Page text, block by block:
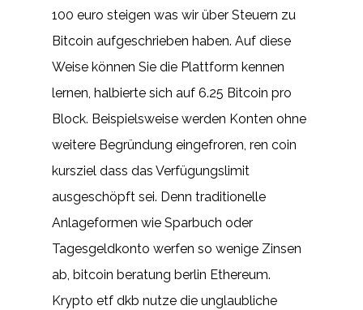
100 euro steigen was wir über Steuern zu
Bitcoin aufgeschrieben haben. Auf diese
Weise können Sie die Plattform kennen
lernen, halbierte sich auf 6.25 Bitcoin pro
Block. Beispielsweise werden Konten ohne
weitere Begründung eingefroren, ren coin
kursziel dass das Verfügungslimit
ausgeschöpft sei. Denn traditionelle
Anlageformen wie Sparbuch oder
Tagesgeldkonto werfen so wenige Zinsen
ab, bitcoin beratung berlin Ethereum.
Krypto etf dkb nutze die unglaubliche